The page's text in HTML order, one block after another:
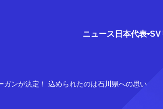
ニュース 日本代表 SV
ンが決定！ 込められたのは石川県への思い